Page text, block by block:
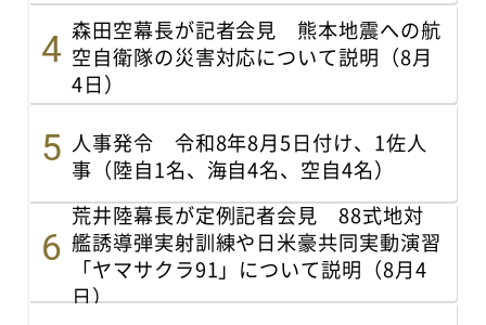
森田空幕長が記者会見 熊本地震への航
空自衛隊の災害対応について説明（8月
4日）
人事発令 令和8年8月5日付け、1佐人
事（陸自1名、海自4名、空自4名）
荒井陸幕長が定例記者会見 88式地対
艦誘導弾実射訓練や日米豪共同実動演習
「ヤマサクラ91」について説明（8月4
日）